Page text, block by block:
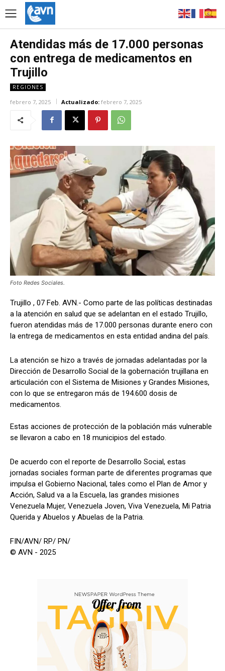
Atendidas más de 17.000 personas
con entrega de medicamentos en
Trujillo
REGIONES
febrero 7, 2025 Actualizado: febrero 7, 2025
Foto Redes Sociales.
Trujillo , 07 Feb. AVN.- Como parte de las políticas destinadas
a la atención en salud que se adelantan en el estado Trujillo,
fueron atendidas más de 17.000 personas durante enero con
la entrega de medicamentos en esta entidad andina del país.
La atención se hizo a través de jornadas adelantadas por la
Dirección de Desarrollo Social de la gobernación trujillana en
articulación con el Sistema de Misiones y Grandes Misiones,
con lo que se entregaron más de 194.600 dosis de
medicamentos.
Estas acciones de protección de la población más vulnerable
se llevaron a cabo en 18 municipios del estado.
De acuerdo con el reporte de Desarrollo Social, estas
jornadas sociales forman parte de diferentes programas que
impulsa el Gobierno Nacional, tales como el Plan de Amor y
Acción, Salud va a la Escuela, las grandes misiones
Venezuela Mujer, Venezuela Joven, Viva Venezuela, Mi Patria
Querida y Abuelos y Abuelas de la Patria.
FIN/AVN/ RP/ PN/
© AVN - 2025